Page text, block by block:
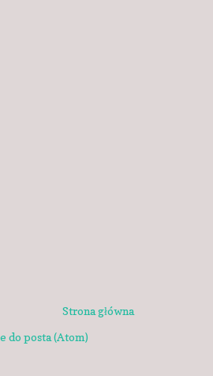
Strona główna
do posta (Atom)